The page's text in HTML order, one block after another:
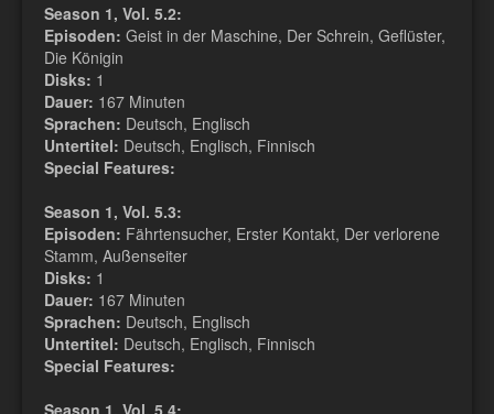
Season 1, Vol. 5.2:
Episoden: Geist in der Maschine, Der Schrein, Geflüster,
Die Königin
Disks: 1
Dauer: 167 Minuten
Sprachen: Deutsch, Englisch
Untertitel: Deutsch, Englisch, Finnisch
Special Features:
Season 1, Vol. 5.3:
Episoden: Fährtensucher, Erster Kontakt, Der verlorene
Stamm, Außenseiter
Disks: 1
Dauer: 167 Minuten
Sprachen: Deutsch, Englisch
Untertitel: Deutsch, Englisch, Finnisch
Special Features: